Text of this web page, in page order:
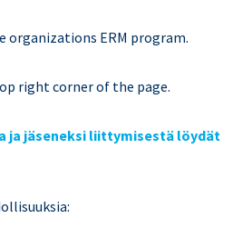
organizations ERM program.
right corner of the page.
ja jäseneksi liittymisestä löydät